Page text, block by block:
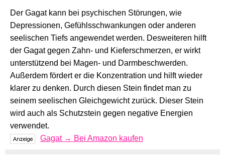
Der Gagat kann bei psychischen Störungen, wie
Depressionen, Gefühlsschwankungen oder anderen
seelischen Tiefs angewendet werden. Desweiteren hilft
der Gagat gegen Zahn- und Kieferschmerzen, er wirkt
unterstützend bei Magen- und Darmbeschwerden.
Außerdem fördert er die Konzentration und hilft wieder
klarer zu denken. Durch diesen Stein findet man zu
seinem seelischen Gleichgewicht zurück. Dieser Stein
wird auch als Schutzstein gegen negative Energien
verwendet.
Gagat → Bei Amazon kaufen